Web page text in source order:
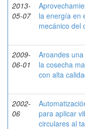
2013-
05-07
la energía en
mecánico del
2009-
06-01
Aroandes
la cosecha
con alta
2002-
06
para aplicar
circulares al